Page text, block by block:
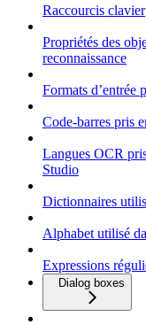
Raccourcis clavier
Propriétés des
reconnaissance
Formats d’entrée
Code-barres pris
Langues OCR
Studio
Dictionnaires
Alphabet utilisé
Expressions
Dialog boxes